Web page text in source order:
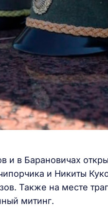
и в Барановичах
и Никиты
Также на месте
митинг.